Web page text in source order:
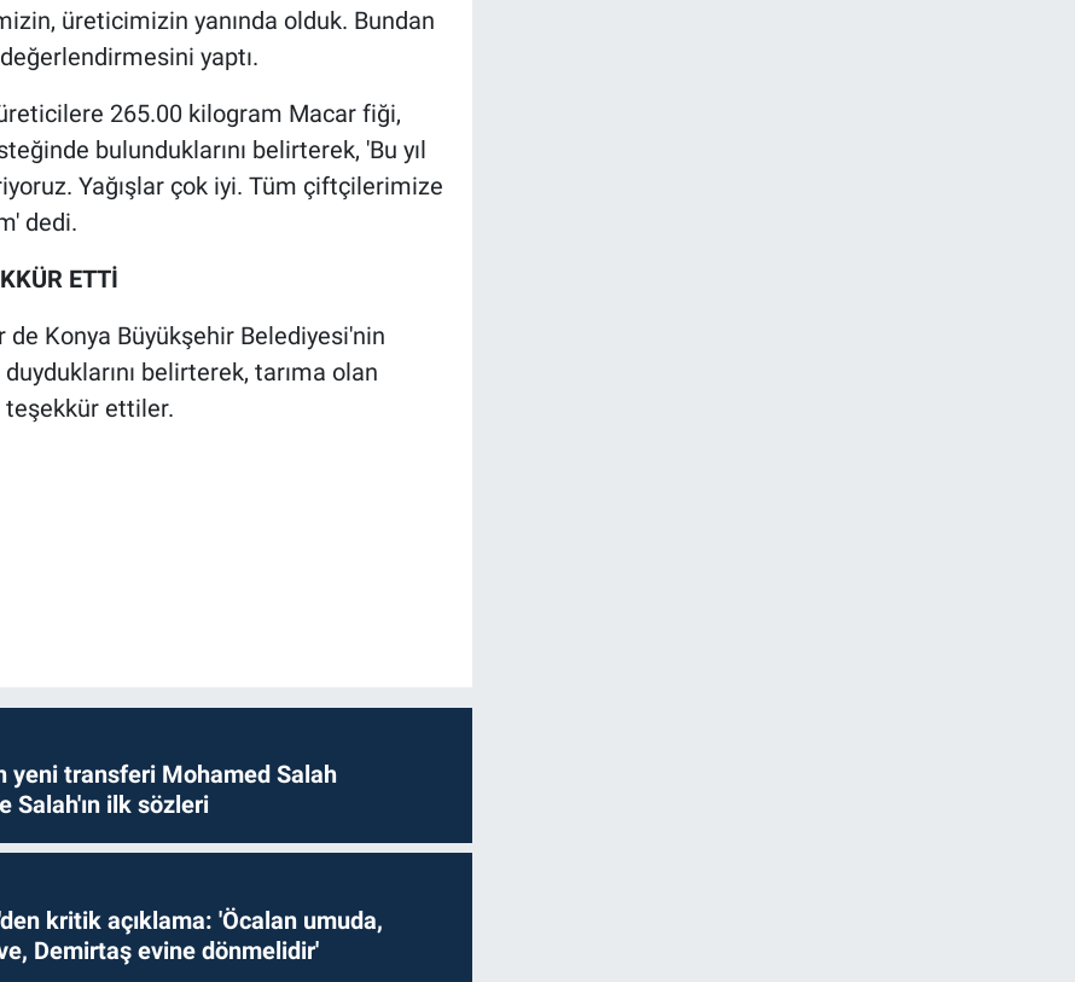
üreticimizin yanında olduk. Bundan
yaptı.
üreticilere 265.00 kilogram Macar fiği,
bulunduklarını belirterek, 'Bu yıl
Yağışlar çok iyi. Tüm çiftçilerimize
dedi.
ETTİ
Konya Büyükşehir Belediyesi'nin
belirterek, tarıma olan
teşekkür ettiler.
yeni transferi Mohamed Salah
Salah'ın ilk sözleri
kritik açıklama: 'Öcalan umuda,
Demirtaş evine dönmelidir'